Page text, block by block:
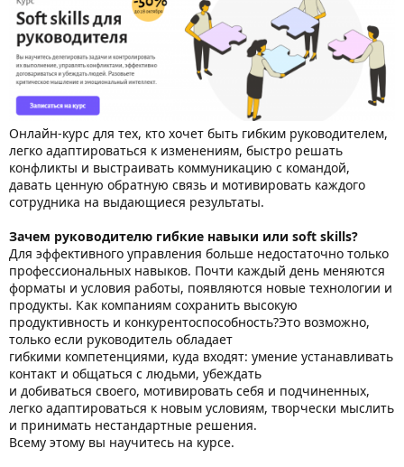
Онлайн-курс для тех, кто хочет быть гибким руководителем,
легко адаптироваться к изменениям, быстро решать
конфликты и выстраивать коммуникацию с командой,
давать ценную обратную связь и мотивировать каждого
сотрудника на выдающиеся результаты.
Зачем руководителю гибкие навыки или soft skills?
Для эффективного управления больше недостаточно только
профессиональных навыков. Почти каждый день меняются
форматы и условия работы, появляются новые технологии и
продукты. Как компаниям сохранить высокую
продуктивность и конкурентоспособность?Это возможно,
только если руководитель обладает
гибкими компетенциями, куда входят: умение устанавливать
контакт и общаться с людьми, убеждать
и добиваться своего, мотивировать себя и подчиненных,
легко адаптироваться к новым условиям, творчески мыслить
и принимать нестандартные решения.
Всему этому вы научитесь на курсе.